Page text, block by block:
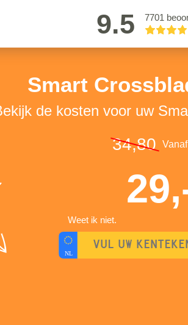
9.5 7701
Smart
de kosten voor uw
34,80
Weet ik niet.